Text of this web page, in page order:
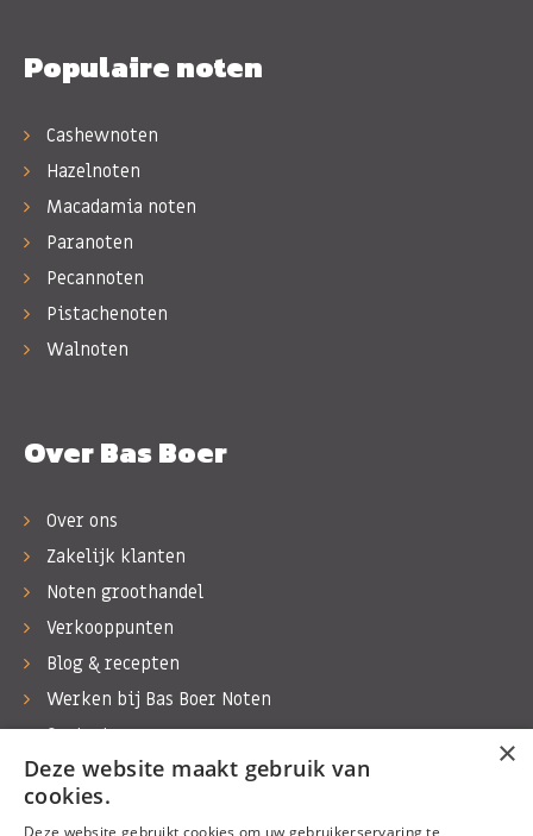
Populaire noten
Cashewnoten
Hazelnoten
Macadamia noten
Paranoten
Pecannoten
Pistachenoten
Walnoten
Over Bas Boer
Over ons
Zakelijk klanten
Noten groothandel
Verkooppunten
Blog & recepten
Werken bij Bas Boer Noten
Contact
×
Deze website maakt gebruik van
cookies.
Deze website gebruikt cookies om uw gebruikerservaring te